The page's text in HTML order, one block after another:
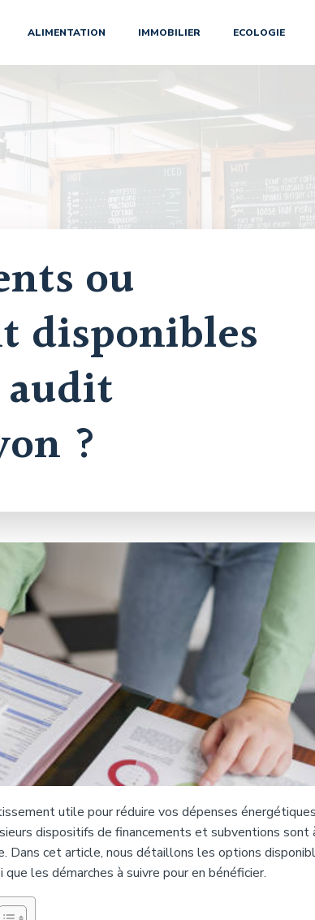
ALIMENTATION IMMOBILIER ECOLOGIE
ou
disponibles
?
utile pour réduire vos dépenses
dispositifs de financements et subventions sont
cet article, nous détaillons les options
les démarches à suivre pour en bénéficier.